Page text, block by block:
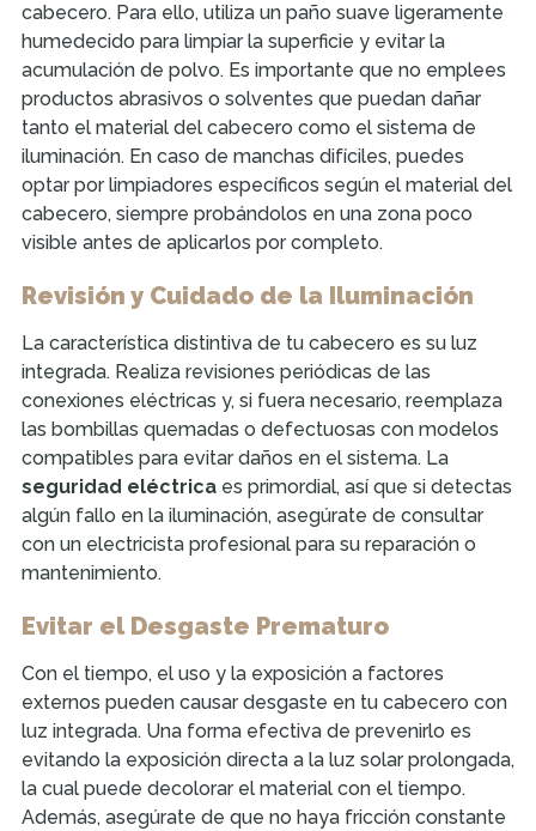
cabecero. Para ello, utiliza un paño suave ligeramente
humedecido para limpiar la superficie y evitar la
acumulación de polvo. Es importante que no emplees
productos abrasivos o solventes que puedan dañar
tanto el material del cabecero como el sistema de
iluminación. En caso de manchas difíciles, puedes
optar por limpiadores específicos según el material del
cabecero, siempre probándolos en una zona poco
visible antes de aplicarlos por completo.
Revisión y Cuidado de la Iluminación
La característica distintiva de tu cabecero es su luz
integrada. Realiza revisiones periódicas de las
conexiones eléctricas y, si fuera necesario, reemplaza
las bombillas quemadas o defectuosas con modelos
compatibles para evitar daños en el sistema. La
seguridad eléctrica es primordial, así que si detectas
algún fallo en la iluminación, asegúrate de consultar
con un electricista profesional para su reparación o
mantenimiento.
Evitar el Desgaste Prematuro
Con el tiempo, el uso y la exposición a factores
externos pueden causar desgaste en tu cabecero con
luz integrada. Una forma efectiva de prevenirlo es
evitando la exposición directa a la luz solar prolongada,
la cual puede decolorar el material con el tiempo.
Además, asegúrate de que no haya fricción constante